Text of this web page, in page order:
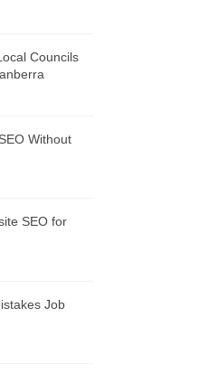
Councils
Without
SEO for
Job